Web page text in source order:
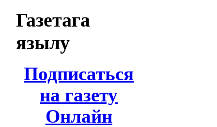
Газетага
язылу
Подписаться
на газету
Онлайн